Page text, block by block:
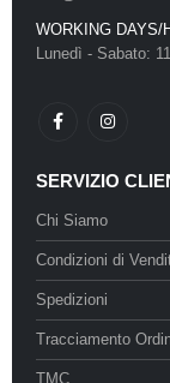
WORKING DAYS/
Lunedì - Sabato:
SERVIZIO
Chi Siamo
Condizioni di
Spedizioni
Tracciamento
TMC